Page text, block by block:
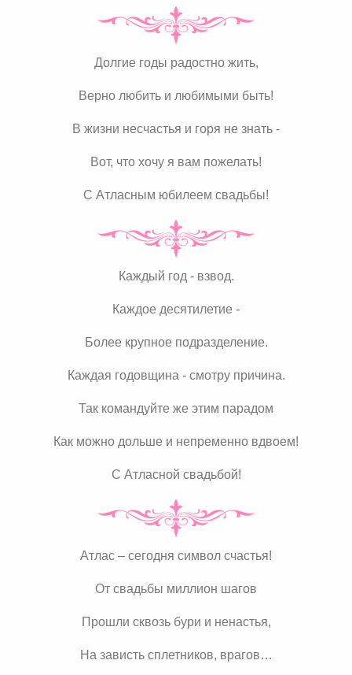
Долгие годы радостно жить,
Верно любить и любимыми быть!
В жизни несчастья и горя не знать -
Вот, что хочу я вам пожелать!
С Атласным юбилеем свадьбы!
Каждый год - взвод.
Каждое десятилетие -
Более крупное подразделение.
Каждая годовщина - смотру причина.
Так командуйте же этим парадом
Как можно дольше и непременно вдвоем!
С Атласной свадьбой!
Атлас – сегодня символ счастья!
От свадьбы миллион шагов
Прошли сквозь бури и ненастья,
На зависть сплетников, врагов…